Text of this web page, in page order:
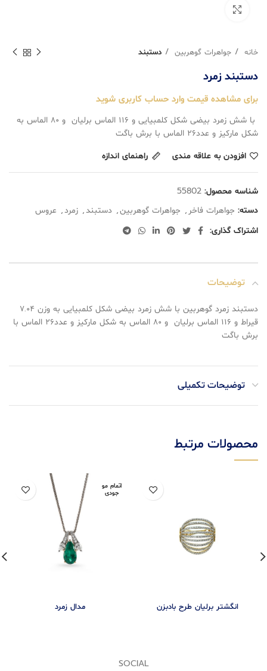
خانه جواهرات گوهربین دستبند
دستبند زمرد
برای مشاهده قیمت وارد حساب کاربری شوید
با شش زمرد بیضی شکل کلمبیایی و ۱۱۶ الماس برلیان و ۸۰ الماس به
شکل مارکیز و عدد۲۶ الماس با برش باگت
افزودن به علاقه مندی
راهنمای اندازه
شناسه محصول: 55802
دسته: جواهرات فاخر , جواهرات گوهربین, دستبند, زمرد, عروس
اشتراک گذاری:
توضیحات
دستبند زمرد گوهربین با شش زمرد بیضی شکل کلمبیایی به وزن ۷.۰۴
قیراط و ۱۱۶ الماس برلیان و ۸۰ الماس به شکل مارکیز و عدد۲۶ الماس با
برش باگت
توضیحات تکمیلی
محصولات مرتبط
انگشتر برلیان طرح بادبزن
اتمام مو
جودی
مدال زمرد
SOCIAL